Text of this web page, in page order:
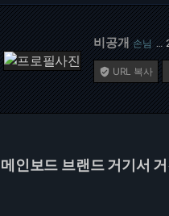
비공개 손님 …
 URL 복사
메인보드 브랜드 거기서